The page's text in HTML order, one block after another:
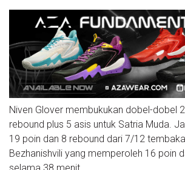
Niven Glover membukukan dobel-dobel
rebound plus 5 asis untuk Satria Muda.
19 poin dan 8 rebound dari 7/12
Bezhanishvili yang memperoleh 16 poin
selama 38 menit.